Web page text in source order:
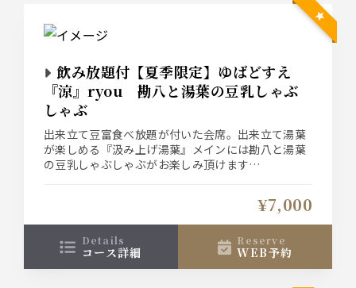
飲み放題付【夏季限定】ゆばどすえ
『涼』ryou 勘八と湯葉の豆乳しゃぶ
しゃぶ
出来立て豆富食べ放題が付いた会席。出来立て湯葉
が楽しめる『汲み上げ湯葉』メインには勘八と湯葉
の豆乳しゃぶしゃぶがお楽しみ頂けます
¥7,000
details
コース詳細
reserve
WEB予約